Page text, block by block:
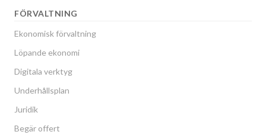
FÖRVALTNING
Ekonomisk förvaltning
Löpande ekonomi
Digitala verktyg
Underhållsplan
Juridik
Begär offert